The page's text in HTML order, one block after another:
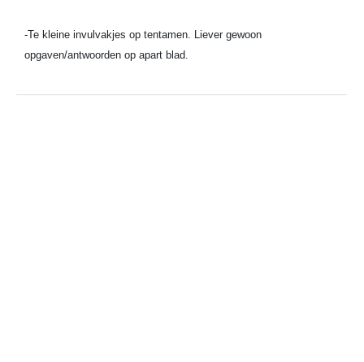
-Te kleine invulvakjes op tentamen. Liever gewoon
opgaven/antwoorden op apart blad.